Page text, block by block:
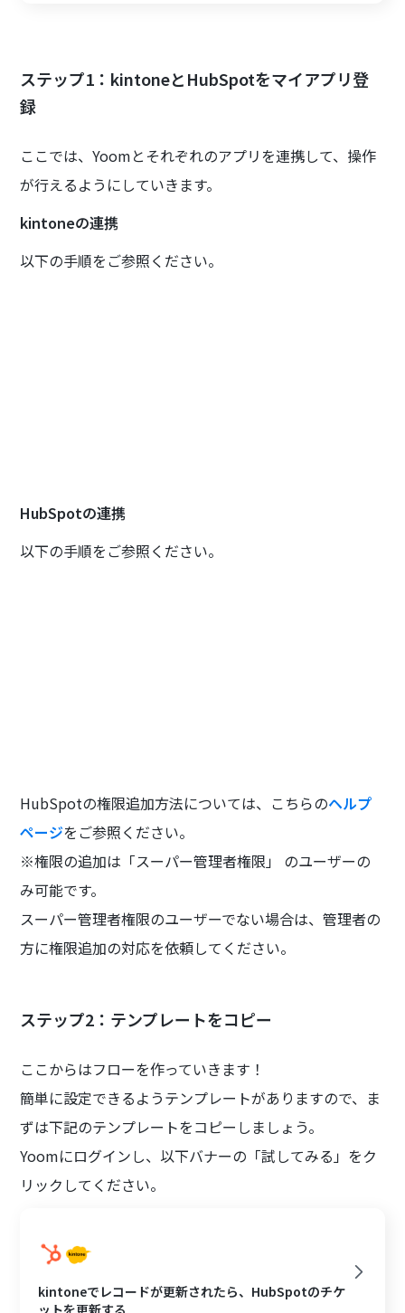
ステップ1：kintoneとHubSpotをマイアプリ登
録
ここでは、Yoomとそれぞれのアプリを連携して、操作
が行えるようにしていきます。
kintoneの連携
以下の手順をご参照ください。
HubSpotの連携
以下の手順をご参照ください。
HubSpotの権限追加方法については、こちらのヘルプ
ページをご参照ください。
※権限の追加は「スーパー管理者権限」 のユーザーの
み可能です。
スーパー管理者権限のユーザーでない場合は、管理者の
方に権限追加の対応を依頼してください。
ステップ2：テンプレートをコピー
ここからはフローを作っていきます！
簡単に設定できるようテンプレートがありますので、ま
ずは下記のテンプレートをコピーしましょう。
Yoomにログインし、以下バナーの「試してみる」をク
リックしてください。
kintoneでレコードが更新されたら、HubSpotのチケ
ットを更新する